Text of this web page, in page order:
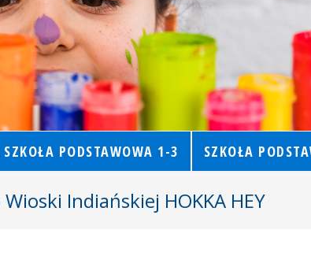
SZKOŁA PODSTAWOWA 1-3 SZKOŁA
Indiańskiej HOKKA HEY